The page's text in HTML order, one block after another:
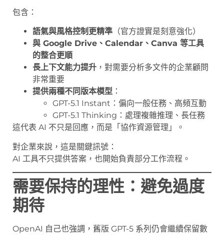
包含：
語氣與風格控制更精準 （官方證實是刻意強化）
與 Google Drive、Calendar、Canva 等工具
的整合更順
長上下文能力提升 ，對需要分析多文件的企業顧問
非常重要
提供兩種不同版本模型 ：
GPT-5.1 Instant：偏向一般任務、高頻互動
GPT-5.1 Thinking：處理複雜推理、長任務
這代表 AI 不只是回應，而是「協作資源管理」。
對企業來說，這是關鍵訊號：
AI 工具不只提供答案，也開始負責部分工作流程。
需要保持的理性：避免過度
期待
OpenAI 自己也強調，舊版 GPT-5 系列仍會繼續保留數